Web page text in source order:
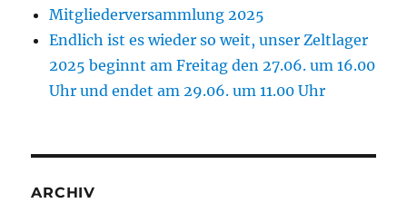
Mitgliederversammlung 2025
Endlich ist es wieder so weit, unser Zeltlager
2025 beginnt am Freitag den 27.06. um 16.00
Uhr und endet am 29.06. um 11.00 Uhr
ARCHIV